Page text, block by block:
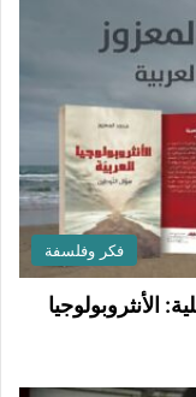
فكر وفلسفة
الأنثروبولوجيا